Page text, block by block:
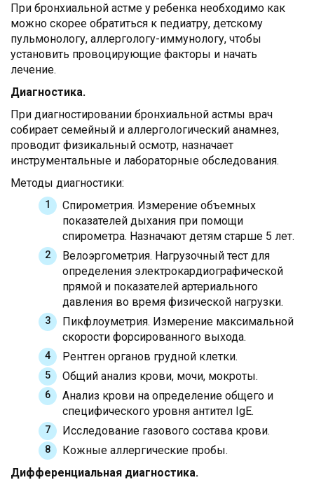
При бронхиальной астме у ребенка необходимо как
можно скорее обратиться к педиатру, детскому
пульмонологу, аллергологу-иммунологу, чтобы
установить провоцирующие факторы и начать
лечение.
Диагностика.
При диагностировании бронхиальной астмы врач
собирает семейный и аллергологический анамнез,
проводит физикальный осмотр, назначает
инструментальные и лабораторные обследования.
Методы диагностики:
Спирометрия. Измерение объемных
показателей дыхания при помощи
спирометра. Назначают детям старше 5 лет.
Велоэргометрия. Нагрузочный тест для
определения электрокардиографической
прямой и показателей артериального
давления во время физической нагрузки.
Пикфлоуметрия. Измерение максимальной
скорости форсированного выхода.
Рентген органов грудной клетки.
Общий анализ крови, мочи, мокроты.
Анализ крови на определение общего и
специфического уровня антител IgE.
Исследование газового состава крови.
Кожные аллергические пробы.
Дифференциальная диагностика.